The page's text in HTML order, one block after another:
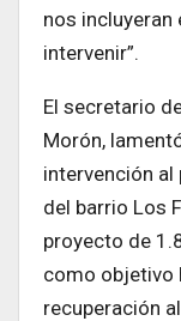
nos incluyeran
intervenir”.
El secretario
Morón,
intervención al
del barrio Los
proyecto de
como objetivo
recuperación